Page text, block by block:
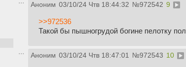
Аноним 03/10/24 Чтв 18:44:32 №972542 9
>>972536
Такой бы пышногрудой богине пелотку
Аноним 03/10/24 Чтв 18:47:01 №972543 10